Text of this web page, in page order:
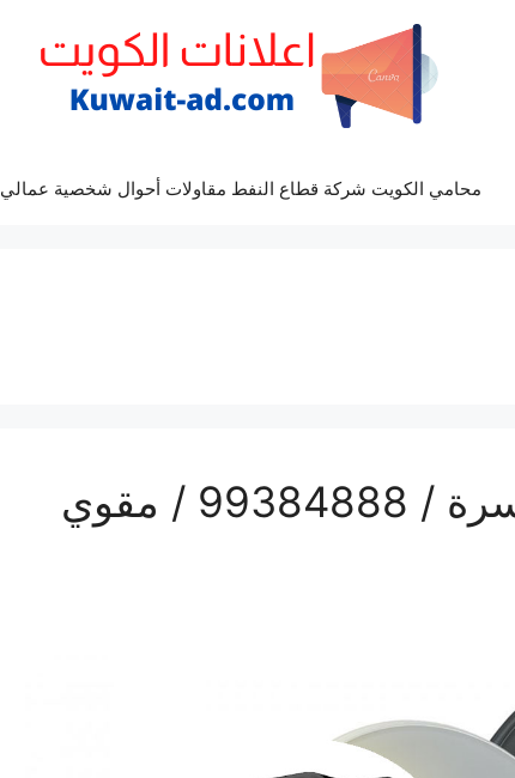
محامي الكويت شركة قطاع النفط مقاولات أحوال شخصية عمالي
رقم مقوي شبكة 5g السرة / 99384888 / مقوي